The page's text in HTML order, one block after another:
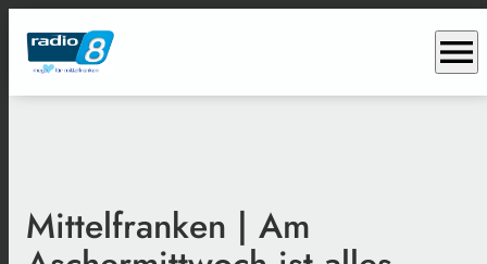
menu
Mittelfranken | Am